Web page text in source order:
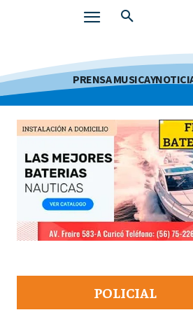
PRENSA
POLICIAL